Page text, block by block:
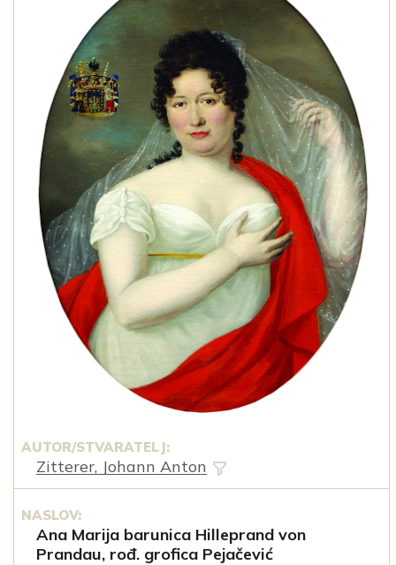
AUTOR/STVARATELJ:
Zitterer, Johann Anton
NASLOV:
Ana Marija barunica Hilleprand von
Prandau, rođ. grofica Pejačević